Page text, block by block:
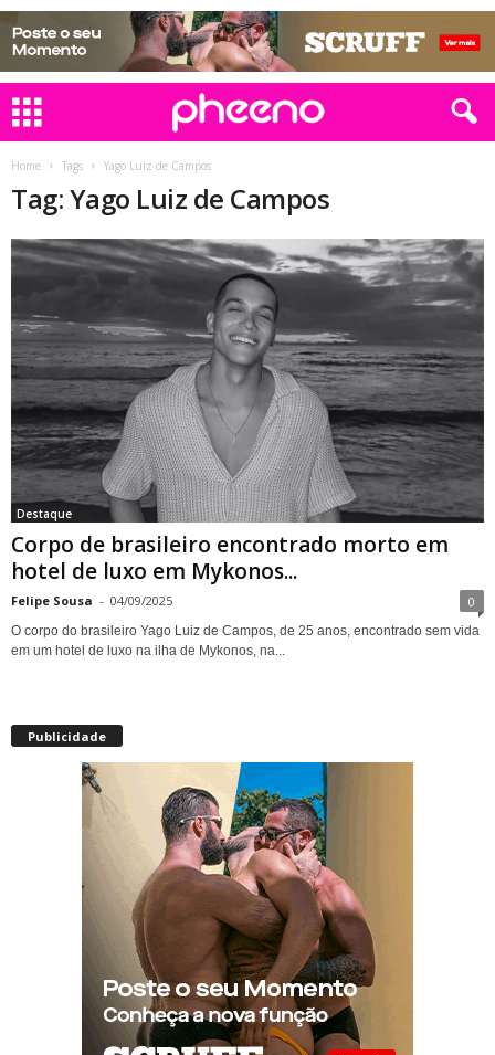
Home Tags Yago Luiz de Campos
Tag: Yago Luiz de Campos
Destaque
Corpo de brasileiro encontrado morto em
hotel de luxo em Mykonos...
Felipe Sousa - 04/09/2025 0
O corpo do brasileiro Yago Luiz de Campos, de 25 anos, encontrado sem vida
em um hotel de luxo na ilha de Mykonos, na...
Publicidade